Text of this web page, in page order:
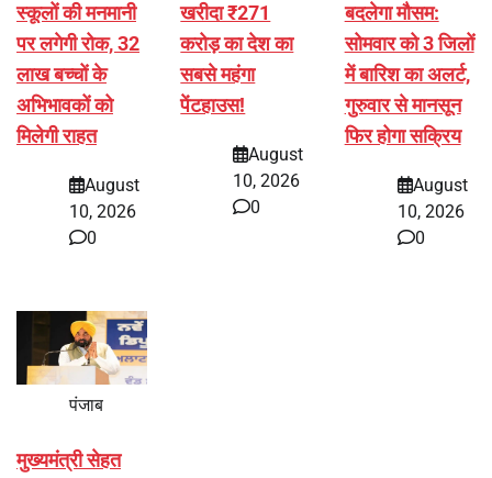
स्कूलों की मनमानी
पर लगेगी रोक, 32
लाख बच्चों के
अभिभावकों को
मिलेगी राहत
August
10, 2026
0
खरीदा ₹271
करोड़ का देश का
सबसे महंगा
पेंटहाउस!
August
10, 2026
0
बदलेगा मौसम:
सोमवार को 3 जिलों
में बारिश का अलर्ट,
गुरुवार से मानसून
फिर होगा सक्रिय
August
10, 2026
0
पंजाब
मुख्यमंत्री सेहत